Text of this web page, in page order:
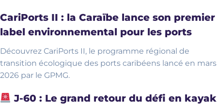
CariPorts II : la Caraïbe lance son premier
label environnemental pour les ports
Découvrez CariPorts II, le programme régional de
transition écologique des ports caribéens lancé en mars
2026 par le GPMG.
J-60 : Le grand retour du défi en kayak